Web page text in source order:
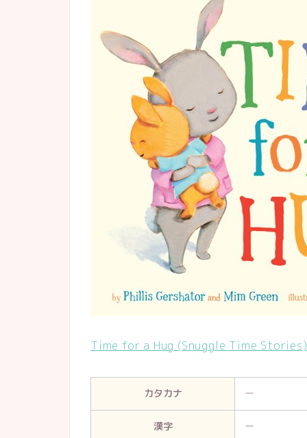
Time for a Hug (Snuggle Time Stories)
カタカナ ー
漢字 ー